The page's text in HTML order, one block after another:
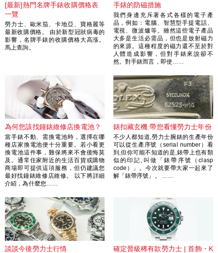
[最新]熱門名牌手錶收購價格表
一覽
勞力士、歐米茄、卡地亞、寶格麗等
最新收購價格。 由於新型冠狀病毒的
影響，名牌手錶的收購價格大高漲。
馬上查詢。
手錶的防磁措施
我們身邊充斥著各式各樣的電子產
品，例如：電腦、智慧型手提電話、
電視、微波爐等。雖然這些電子產品
大多是生活必需品，但也是放射磁力
的來源。這種程度的磁力還不至於對
人體造成影響，但對手錶來說卻不
然。對手錶而言，即使……
為何您該找鐘錶維修店換電池？
當手錶不動、需換電池時，選擇在哪
種店家換電池便十分重要。若小看更
換電池這件事，難保將來不會後悔莫
及。通常住家附近的生活百貨或購物
商場即可提供這項服務，但仍建議您
最好找鐘錶維修店維修。 以下將詳細
介紹，為什麼您……
錶扣藏玄機 帶您看懂勞力士年份
不少人都知道,勞力士腕錶的生產年份
可以從生產序號（serial number）看
到,但你可能不知道的是,錶帶上也有類
似的印記,叫做「錶帶序號（clasp
code）」。今次就要帶大家一起來了
解「錶帶序號」。 ……
談談今後勞力士行情
確定晉級稀有款勞力士 | 首飾・K